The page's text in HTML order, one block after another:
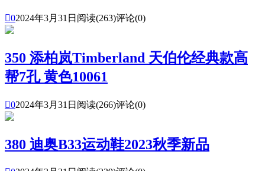
02024年3月31日 阅读(263)评论(0)
350 添柏岚Timberland 天伯伦经典款高
帮7孔 黄色10061
02024年3月31日 阅读(266)评论(0)
380 迪奥B33运动鞋2023秋季新品